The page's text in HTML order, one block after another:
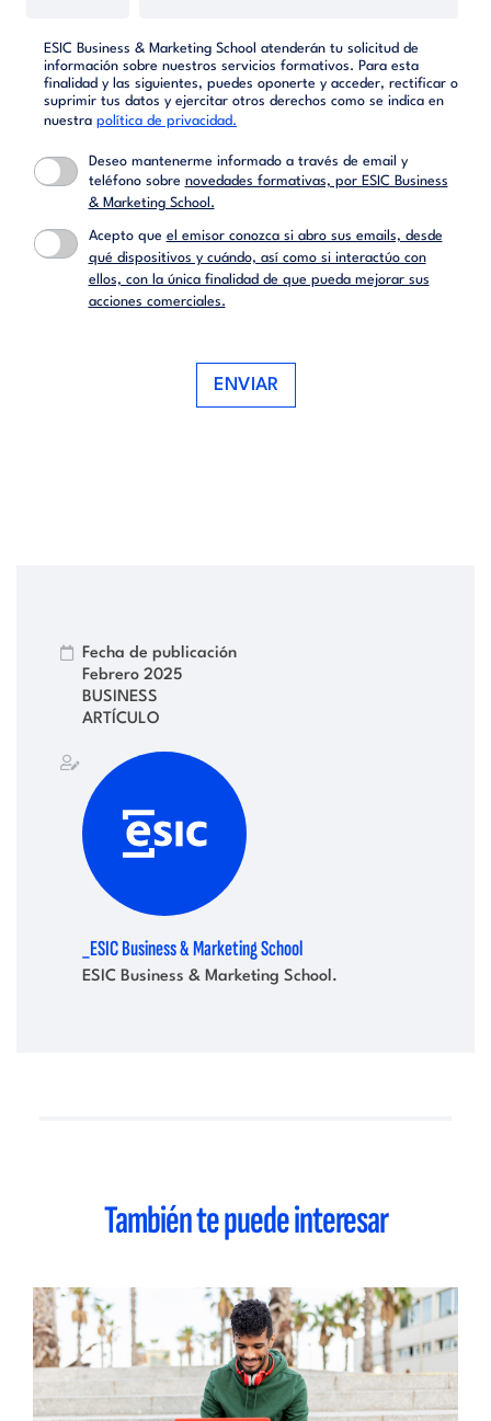
ESIC Business & Marketing School atenderán tu solicitud de
información sobre nuestros servicios formativos. Para esta
finalidad y las siguientes, puedes oponerte y acceder, rectificar o
suprimir tus datos y ejercitar otros derechos como se indica en
nuestra política de privacidad.
Deseo mantenerme informado a través de email y
teléfono sobre novedades formativas, por ESIC Business
& Marketing School.
Acepto que el emisor conozca si abro sus emails, desde
qué dispositivos y cuándo, así como si interactúo con
ellos, con la única finalidad de que pueda mejorar sus
acciones comerciales.
ENVIAR
Fecha de publicación
Febrero 2025
BUSINESS
ARTÍCULO
_ESIC Business & Marketing School
ESIC Business & Marketing School.
También te puede interesar